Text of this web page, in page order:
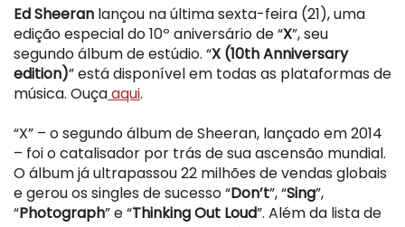
Ed Sheeran lançou na última sexta-feira (21), uma
edição especial do 10º aniversário de “X”, seu
segundo álbum de estúdio. “X (10th Anniversary
edition)” está disponível em todas as plataformas de
música. Ouçaaqui.
“X” – o segundo álbum de Sheeran, lançado em 2014
– foi o catalisador por trás de sua ascensão mundial.
O álbum já ultrapassou 22 milhões de vendas globais
e gerou os singles de sucesso “Don’t”, “Sing”,
“Photograph” e “Thinking Out Loud”. Além da lista de